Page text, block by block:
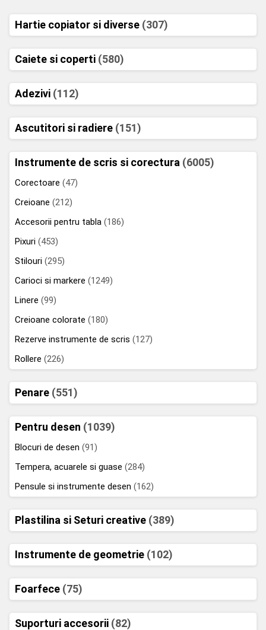
Hartie copiator si diverse (307)
Caiete si coperti (580)
Adezivi (112)
Ascutitori si radiere (151)
Instrumente de scris si corectura (6005)
Corectoare (47)
Creioane (212)
Accesorii pentru tabla (186)
Pixuri (453)
Stilouri (295)
Carioci si markere (1249)
Linere (99)
Creioane colorate (180)
Rezerve instrumente de scris (127)
Rollere (226)
Penare (551)
Pentru desen (1039)
Blocuri de desen (91)
Tempera, acuarele si guase (284)
Pensule si instrumente desen (162)
Plastilina si Seturi creative (389)
Instrumente de geometrie (102)
Foarfece (75)
Suporturi accesorii (82)